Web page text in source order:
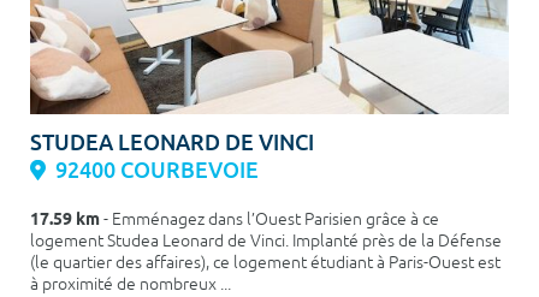
STUDEA LEONARD DE VINCI
92400 COURBEVOIE
17.59 km- Emménagez dans l’Ouest Parisien grâce à ce
logement Studea Leonard de Vinci. Implanté près de la Défense
(le quartier des affaires), ce logement étudiant à Paris-Ouest est
à proximité de nombreux ...